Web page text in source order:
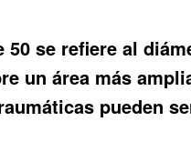
50 se refiere al
un área más
pueden